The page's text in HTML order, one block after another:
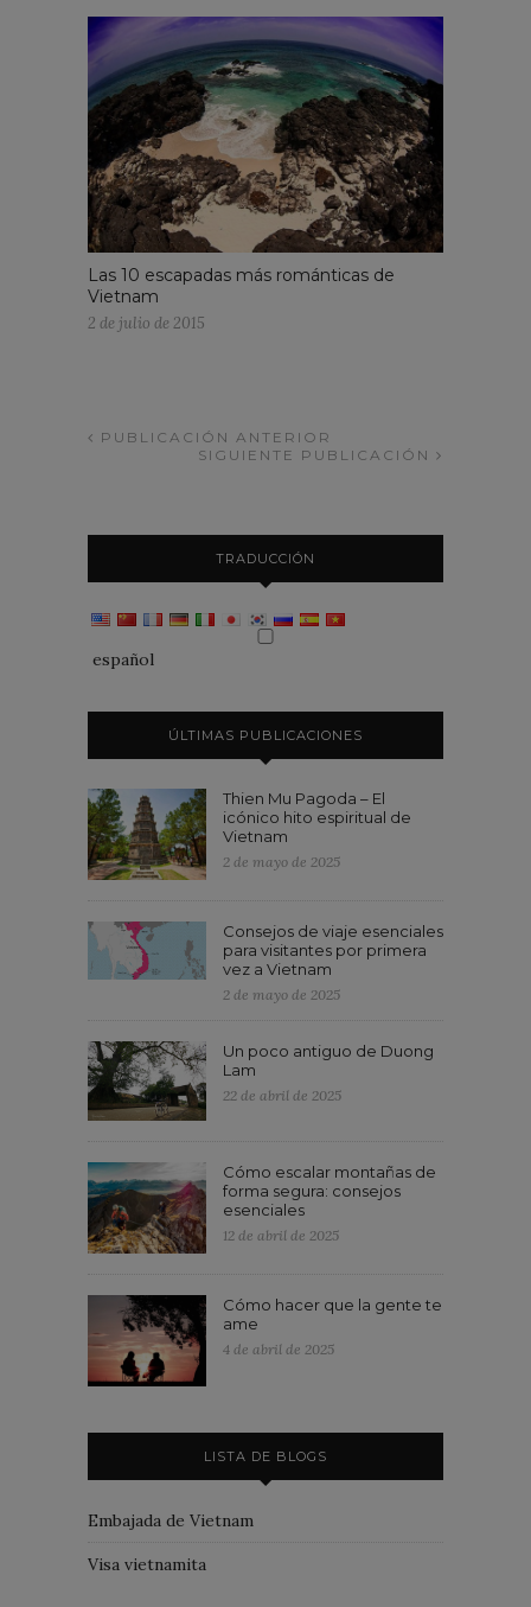
Las 10 escapadas más románticas de
Vietnam
2 de julio de 2015
PUBLICACIÓN ANTERIOR
SIGUIENTE PUBLICACIÓN
TRADUCCIÓN
español
ÚLTIMAS PUBLICACIONES
Thien Mu Pagoda – El
icónico hito espiritual de
Vietnam
2 de mayo de 2025
Consejos de viaje esenciales
para visitantes por primera
vez a Vietnam
2 de mayo de 2025
Un poco antiguo de Duong
Lam
22 de abril de 2025
Cómo escalar montañas de
forma segura: consejos
esenciales
12 de abril de 2025
Cómo hacer que la gente te
ame
4 de abril de 2025
LISTA DE BLOGS
Embajada de Vietnam
Visa vietnamita